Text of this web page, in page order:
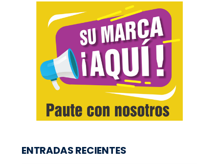
ENTRADAS RECIENTES